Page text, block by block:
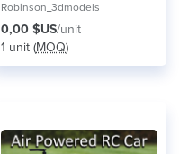
Robinson_3dmodels
0,00 $US/unit
1 unit (MOQ)